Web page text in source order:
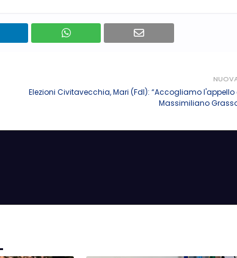
Elezioni Civitavecchia, Mari (FdI): “Accogliamo l'appello
Massimiliano